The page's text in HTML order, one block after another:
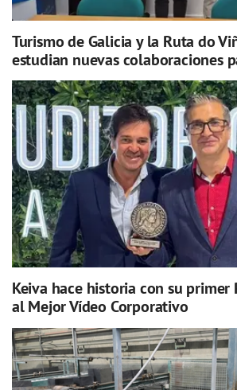
Turismo de Galicia y la Ruta do
estudian nuevas colaboraciones
Keiva hace historia con su primer
al Mejor Vídeo Corporativo